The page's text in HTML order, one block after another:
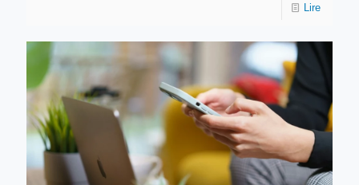
Lire